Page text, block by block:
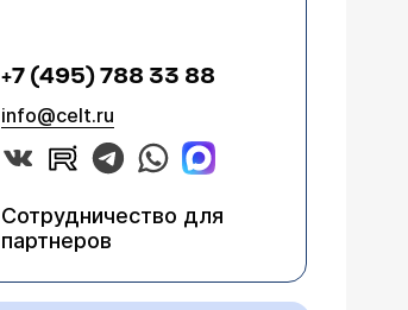
+7 (495) 788 33 88
info@celt.ru
Сотрудничество для
партнеров